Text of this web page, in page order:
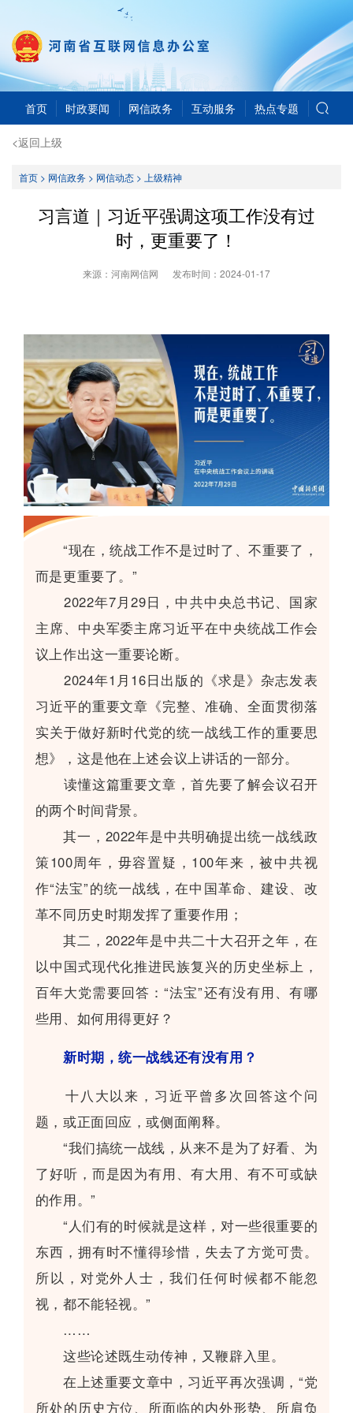
首页 时政要闻 网信政务 互动服务 热点专题
<返回上级
首页> 网信政务> 网信动态> 上级精神
习言道｜习近平强调这项工作没有过
时，更重要了！
来源：河南网信网 发布时间： 2024-01-17
“现在，统战工作不是过时了、不重要了，
而是更重要了。”
2022年7月29日，中共中央总书记、国家
主席、中央军委主席习近平在中央统战工作会
议上作出这一重要论断。
2024年1月16日出版的《求是》杂志发表
习近平的重要文章《完整、准确、全面贯彻落
实关于做好新时代党的统一战线工作的重要思
想》，这是他在上述会议上讲话的一部分。
读懂这篇重要文章，首先要了解会议召开
的两个时间背景。
其一，2022年是中共明确提出统一战线政
策100周年，毋容置疑，100年来，被中共视
作“法宝”的统一战线，在中国革命、建设、改
革不同历史时期发挥了重要作用；
其二，2022年是中共二十大召开之年，在
以中国式现代化推进民族复兴的历史坐标上，
百年大党需要回答：“法宝”还有没有用、有哪
些用、如何用得更好？
新时期，统一战线还有没有用？
十八大以来，习近平曾多次回答这个问
题，或正面回应，或侧面阐释。
“我们搞统一战线，从来不是为了好看、为
了好听，而是因为有用、有大用、有不可或缺
的作用。”
“人们有的时候就是这样，对一些很重要的
东西，拥有时不懂得珍惜，失去了方觉可贵。
所以，对党外人士，我们任何时候都不能忽
视，都不能轻视。”
……
这些论述既生动传神，又鞭辟入里。
在上述重要文章中，习近平再次强调，“党
所处的历史方位、所面临的内外形势、所肩负